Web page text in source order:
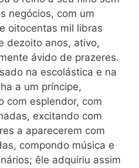
negócios, com um
oitocentas mil libras
dezoito anos, ativo,
ávido de prazeres.
na escolástica e na
a um príncipe,
com esplendor, com
excitando com
a aparecerem com
compondo música e
êle adquiriu assim